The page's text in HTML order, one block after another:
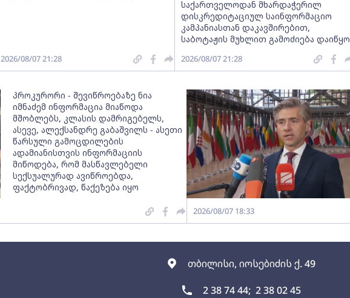
თბილისი, იოსებიძის ქ. 49
2 38 74 44; 2 38 02 45
2026/08/07 21:28
საქართველოდან მხარდაჭერილ
დისკრედიტაციულ საინფორმაციო
კამპანიასთან დაკავშირებით,
საბოტაჟის მუხლით გამოძიება დაიწყო
2026/08/07 21:28
პროკურორი - შევიწროებაზე ნია
იმნაძემ ინფორმაცია მიაწოდა
მშობლებს, კლასის დამრიგებელს,
ასევე, ალექსანდრე გაბაშვილს - ასეთი
წარსული გამოცდილების
ადამიანისთვის ინფორმაციის
მიწოდება, რომ მასწავლებელი
სექსუალურად ავიწროებდა,
ფაქტობრივად, წაქეზება იყო
2026/08/07 18:33